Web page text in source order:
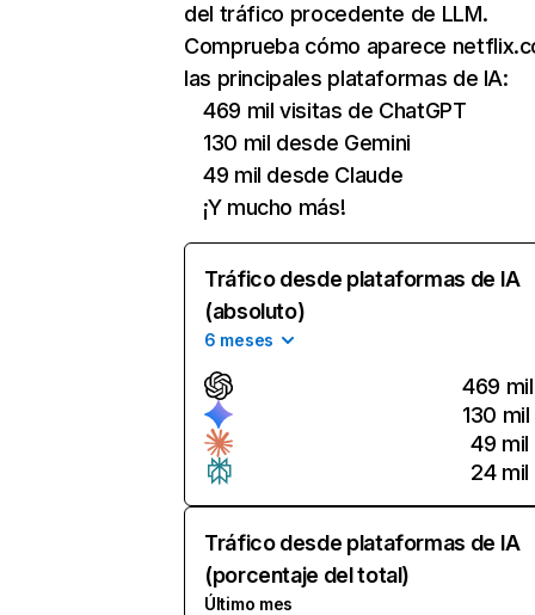
del tráfico procedente de LLM.
Comprueba cómo aparece
las principales plataformas de IA:
469 mil visitas de ChatGPT
130 mil desde Gemini
49 mil desde Claude
¡Y mucho más!
Tráfico desde plataformas de IA
(absoluto)
6 meses
469 mil
130 mil
49 mil
24 mil
Tráfico desde plataformas de IA
(porcentaje del total)
Último mes